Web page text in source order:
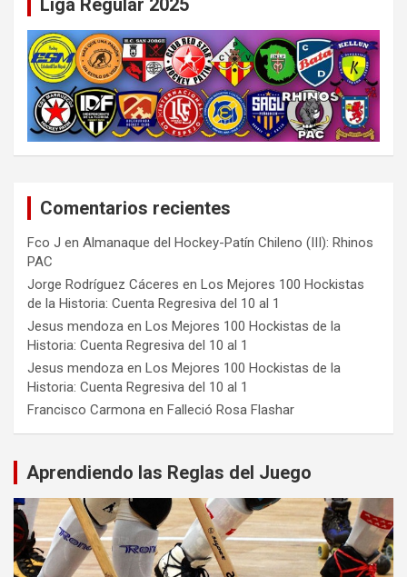
Comentarios recientes
Fco J en Almanaque del Hockey-Patín Chileno (III): Rhinos
PAC
Jorge Rodríguez Cáceres en Los Mejores 100 Hockistas
de la Historia: Cuenta Regresiva del 10 al 1
Jesus mendoza en Los Mejores 100 Hockistas de la
Historia: Cuenta Regresiva del 10 al 1
Jesus mendoza en Los Mejores 100 Hockistas de la
Historia: Cuenta Regresiva del 10 al 1
Francisco Carmona en Falleció Rosa Flashar
Aprendiendo las Reglas del Juego